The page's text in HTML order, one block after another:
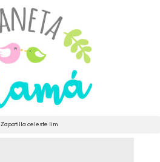
Zapatilla celeste lim